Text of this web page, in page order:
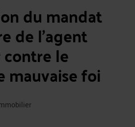
du mandat
de l'agent
le
mauvaise foi